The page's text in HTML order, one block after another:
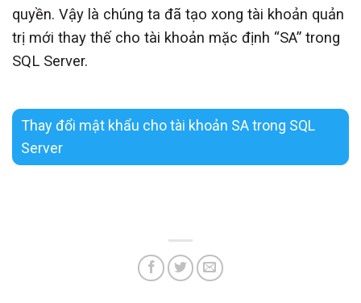
quyền. Vậy là chúng ta đã tạo xong tài khoản quản
trị mới thay thế cho tài khoản mặc định “SA” trong
SQL Server.
Thay đổi mật khẩu cho tài khoản SA trong SQL
Server